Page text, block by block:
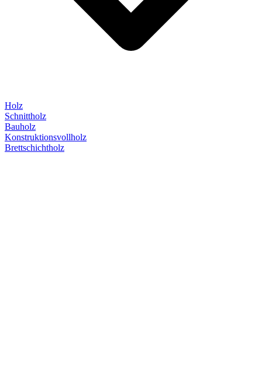
Holz
Schnittholz
Bauholz
Konstruktionsvollholz
Brettschichtholz